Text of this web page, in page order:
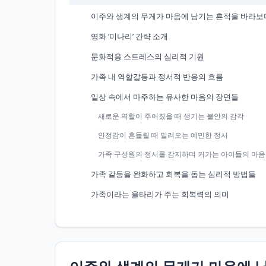
이주와 생계의 무게가 마음에 남기는 흔적을 바라보
영화 ‘미나리’ 간략 소개
문화적응 스트레스의 심리적 기원
가족 내 역할갈등과 정서적 반응의 흐름
일상 속에서 마주하는 유사한 마음의 장면들
새로운 역할이 주어졌을 때 생기는 불안의 감각
안정감이 흔들릴 때 밀려오는 예민한 정서
가족 구성원의 정서를 감지하며 커가는 아이들의 마음
가족 갈등을 완화하고 회복을 돕는 심리적 방법들
가족이라는 울타리가 주는 회복력의 의미